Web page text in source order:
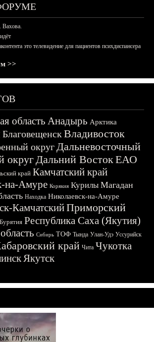
это телевидение для пациентов психдиспансера
>>
область Анадырь Арктика
БлаговещенскВладивосток
округДальневосточный
округДальний ВостокЕАО
край Камчатский край
на-Амуре Корякия Курилы Магадан
Находка Николаевск-на-Амуре
КамчатскийПриморский
Республика Саха (Якутия)
Сибирь ТОФ Тында Улан-Удэ Уссурийск
край Чита Чукотка
Якутск